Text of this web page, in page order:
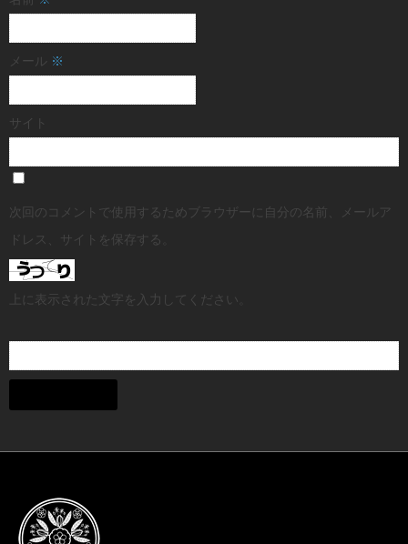
メール ※
サイト
次回のコメントで使用するためブラウザーに自分の名前、メールア
ドレス、サイトを保存する。
上に表示された文字を入力してください。